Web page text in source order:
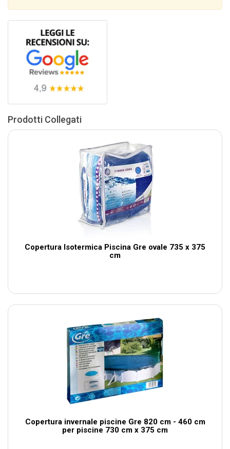
Prodotti Collegati
Copertura Isotermica Piscina Gre ovale 735 x 375
cm
Copertura invernale piscine Gre 820 cm - 460 cm
per piscine 730 cm x 375 cm